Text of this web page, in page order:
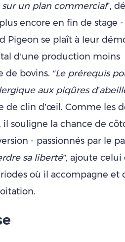
un plan commercial”,
encore en fin de stage
Pigeon se plaît à leur
d’une production moins
de bovins. “Le prérequis
aux piqûres
de clin d’œil. Comme les
il souligne la chance de
- passionnés par le
sa liberté”, ajoute celui
où il accompagne et